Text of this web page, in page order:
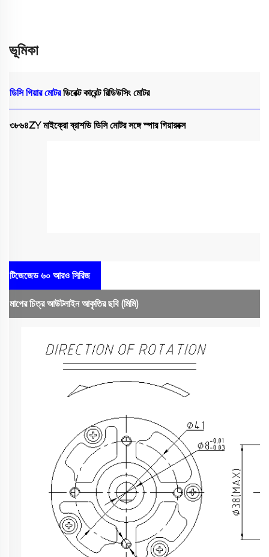
ভূমিকা
ডিসি গিয়ার মোটরডিরেক্ট কারেন্ট রিডিউসিং মোটর
৩৮৬৪ZY মাইক্রো ব্রাশডি ডিসি মোটর সঙ্গে স্পার গিয়ারবক্স
টিজেজেড ৬০ আরও সিরিজ
মাপের চিত্রআউটলাইন আকৃতির ছবি (মিমি)